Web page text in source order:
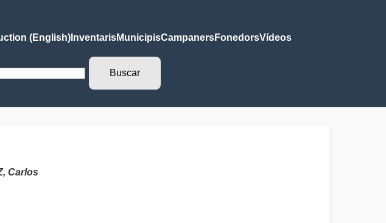
(English)InventarisMunicipisCampanersFonedorsVídeos
Carlos